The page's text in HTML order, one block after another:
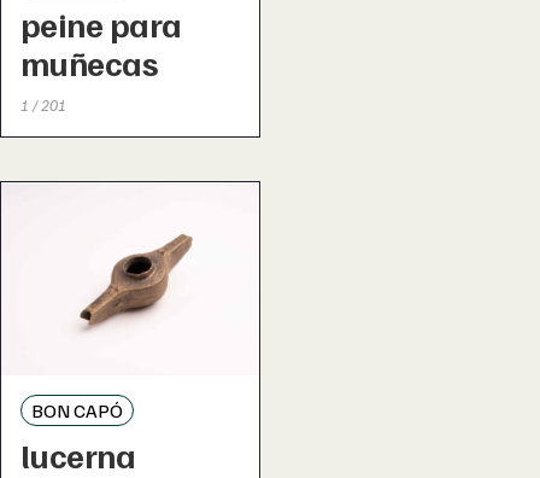
peine para
muñecas
1 / 201
BON CAPÓ
lucerna